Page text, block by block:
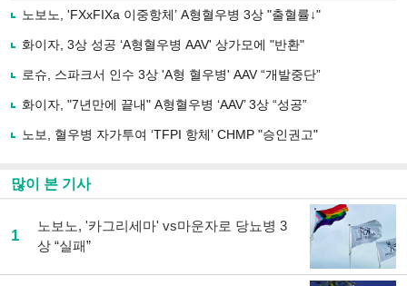
로
기
사
유
기
노보노, 'FXxFIXa 이중항체’ A형혈우병 3상 "출혈률↓"
화이자, 3상 성공 ‘A형혈우병 AAV' 상가모에 "반환"
로슈, 스파크서 인수 3상 'A형 혈우병' AAV “개발중단”
화이자, "7년만에 끝내" A형혈우병 ‘AAV’ 3상 “성공”
노보, 혈우병 자가투여 ‘TFPI 항체’ CHMP "승인권고"
많이 본 기사
1
노보노, '카그리세마' vs마운자로 당뇨병 3
상 “실패”